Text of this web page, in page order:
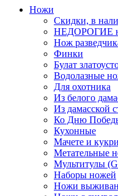
Ножи
Скидки, в
НЕДОРОГИЕ
Нож
Финки
Булат
Водолазные
Для охотника
Из белого
Из дамасской
Ко Дню
Кухонные
Мачете и кукри
Метательные
Мультитулы
Наборы ножей
Ножи